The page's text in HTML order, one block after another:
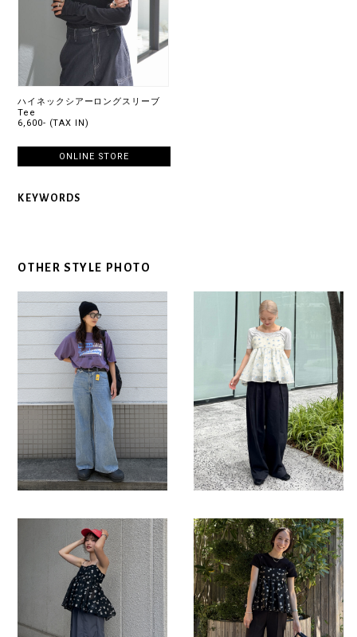
ハイネックシアーロングスリーブ
Tee
6,600- (TAX IN)
ONLINE STORE
KEYWORDS
OTHER STYLE PHOTO